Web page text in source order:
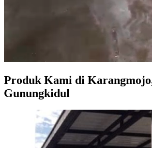
Produk Kami di
Gunungkidul